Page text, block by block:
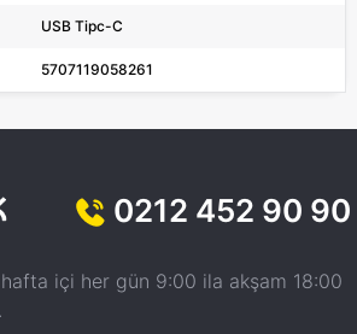
USB Tipc-C
5707119058261
0212 452 90 90
içi her gün 9:00 ila akşam 18:00